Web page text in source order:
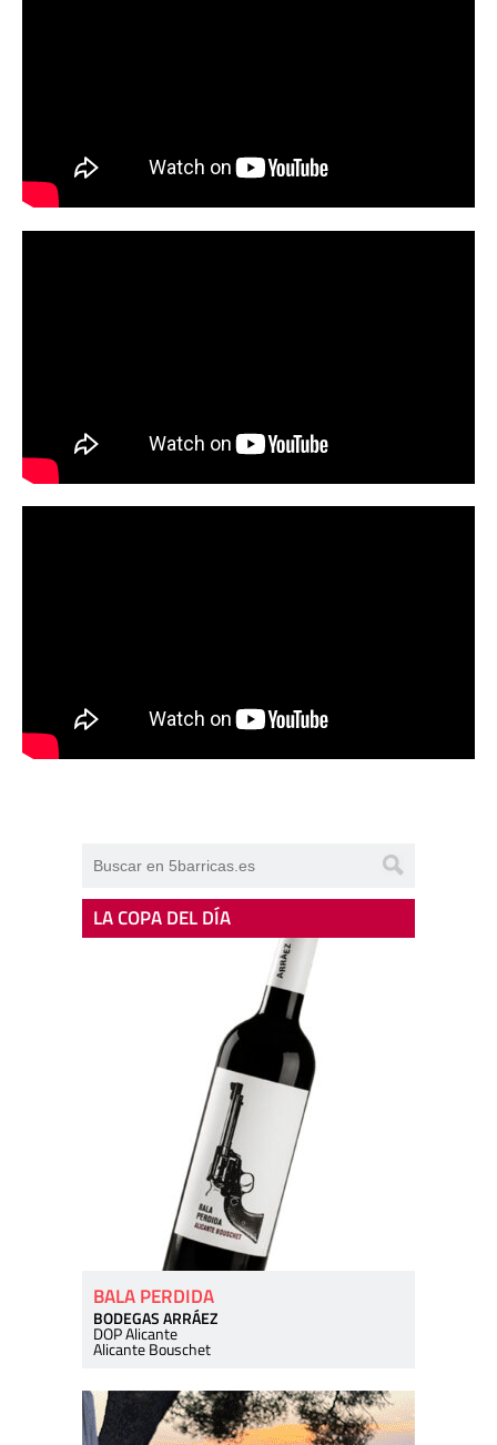
LA COPA DEL DÍA
BALA PERDIDA
BODEGAS ARRÁEZ
DOP Alicante
Alicante Bouschet